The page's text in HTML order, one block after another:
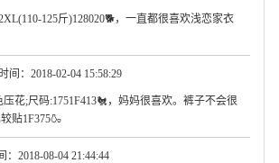
125斤)128020🐕，一直都很喜欢浅恋家衣
：2018-02-04 15:58:29
花;尺码:1751F413🐔，妈妈很喜欢。裤子不会很
贴1F375🍶
2018-08-04 21:44:44